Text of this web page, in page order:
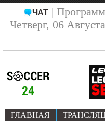
ЧАТ|
Четверг, 06
ГЛАВНАЯ